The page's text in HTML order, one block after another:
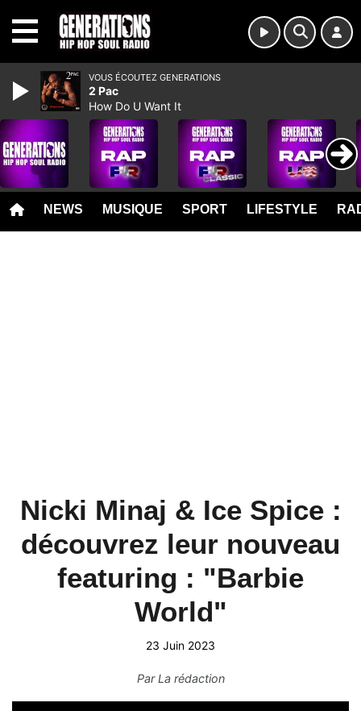
NEWS MUSIQUE SPORT LIFESTYLE
Nicki Minaj & Ice Spice :
découvrez leur nouveau
featuring : "Barbie
World"
23 Juin 2023
ParLa rédaction
VOUS ÉCOUTEZ GENERATIONS
2 Pac
How Do U Want It